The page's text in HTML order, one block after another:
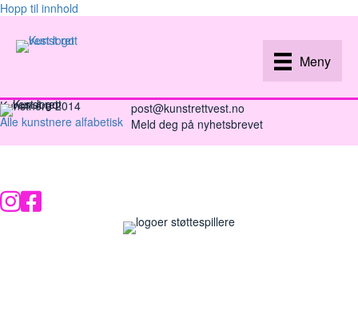
Hopp til innhold
Meny
Kunstnere 2014
Alle kunstnere alfabetisk
post@kunstrettvest.no
Meld deg på nyhetsbrevet
InstagramFacebook